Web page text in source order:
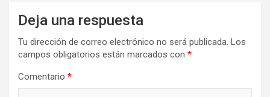
Deja una respuesta
Tu dirección de correo electrónico no será publicada. Los
campos obligatorios están marcados con *
Comentario *